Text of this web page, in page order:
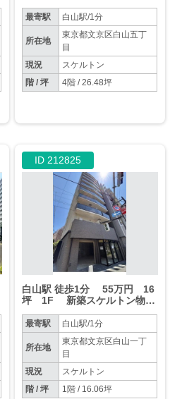
外相談可能
最寄駅 白山駅/1分
所在地
東京都文京区白山五丁
目
現況
スケルトン
階 / 坪
4階 / 26.48坪
ID 212825
白山駅 徒歩1分 55万円 16
坪 1F 新築スケルトン物件
最寄駅 白山駅/1分
所在地
東京都文京区白山一丁
目
現況
スケルトン
階 / 坪
1階 / 16.06坪